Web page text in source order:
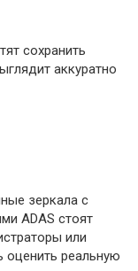
сохранить
аккуратно
зеркала с
ADAS стоят
или
оценить реальную